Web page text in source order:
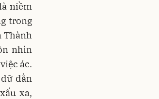
niềm
trong
Thành
nhìn
ác.
dằn
xa,